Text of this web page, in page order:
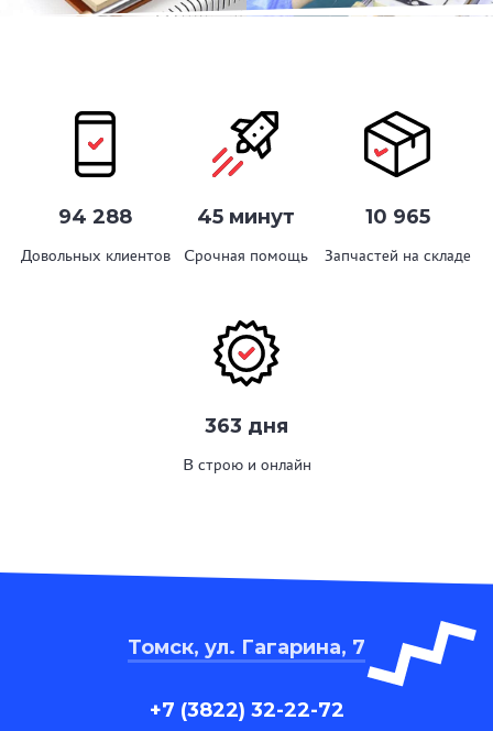
94 288
Довольных клиентов
45 минут
Срочная помощь
10 965
Запчастей на складе
363 дня
В строю и онлайн
Томск, ул. Гагарина, 7
+7 (3822) 32-22-72